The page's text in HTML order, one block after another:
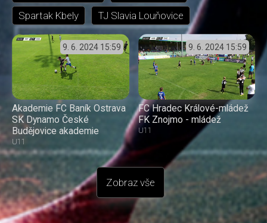
Spartak Kbely
TJ Slavia Louňovice
9. 6. 2024 15:59
Akademie FC Baník Ostrava
SK Dynamo České
Budějovice akademie
U11
9. 6. 2024 15:59
FC Hradec Králové-mládež
FK Znojmo - mládež
U11
Zobraz vše